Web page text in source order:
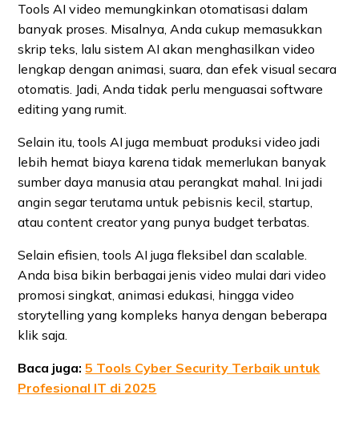
Tools AI video memungkinkan otomatisasi dalam
banyak proses. Misalnya, Anda cukup memasukkan
skrip teks, lalu sistem AI akan menghasilkan video
lengkap dengan animasi, suara, dan efek visual secara
otomatis. Jadi, Anda tidak perlu menguasai software
editing yang rumit.
Selain itu, tools AI juga membuat produksi video jadi
lebih hemat biaya karena tidak memerlukan banyak
sumber daya manusia atau perangkat mahal. Ini jadi
angin segar terutama untuk pebisnis kecil, startup,
atau content creator yang punya budget terbatas.
Selain efisien, tools AI juga fleksibel dan scalable.
Anda bisa bikin berbagai jenis video mulai dari video
promosi singkat, animasi edukasi, hingga video
storytelling yang kompleks hanya dengan beberapa
klik saja.
Baca juga:5 Tools Cyber Security Terbaik untuk
Profesional IT di 2025